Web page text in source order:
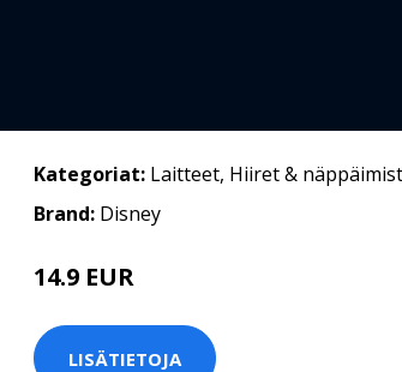
Kategoriat: Laitteet, Hiiret &
Brand: Disney
14.9 EUR
LISÄTIETOJA